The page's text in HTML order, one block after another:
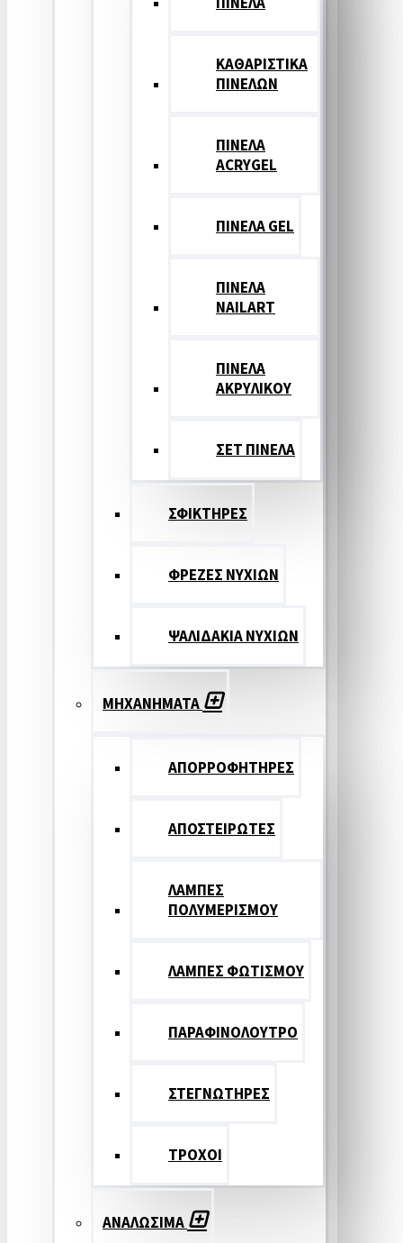
ΚΑΘΑΡΙΣΤΙΚΑ
ΠΙΝΕΛΩΝ
ΠΙΝΕΛΑ
ACRYGEL
ΠΙΝΕΛΑ GEL
ΠΙΝΕΛΑ
NAILART
ΠΙΝΕΛΑ
ΑΚΡΥΛΙΚΟΥ
ΣΕΤ ΠΙΝΕΛA
ΣΦΙΚΤΗΡΕΣ
ΦΡΕΖΕΣ ΝΥΧΙΩΝ
ΨΑΛΙΔΑΚΙΑ ΝΥΧΙΩΝ
ΜΗΧΑΝΗΜΑΤΑ
ΑΠΟΡΡΟΦΗΤΗΡΕΣ
ΑΠΟΣΤΕΙΡΩΤΕΣ
ΛΑΜΠΕΣ
ΠΟΛΥΜΕΡΙΣΜΟΥ
ΛΑΜΠΕΣ ΦΩΤΙΣΜΟΥ
ΠΑΡΑΦΙΝΟΛΟΥΤΡΟ
ΣΤΕΓΝΩΤΗΡΕΣ
ΤΡΟΧΟΙ
ΑΝΑΛΩΣΙΜΑ